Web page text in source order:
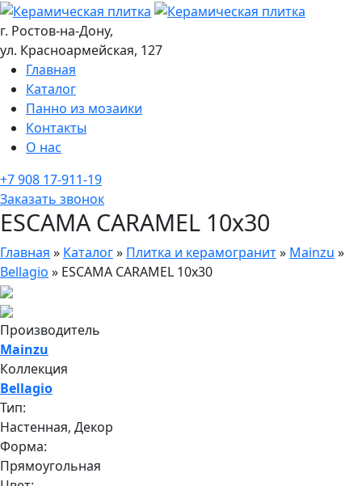
г. Ростов-на-Дону,
ул. Красноармейская, 127
Главная
Каталог
Панно из мозаики
Контакты
О нас
+7 908 17-911-19
Заказать звонок
ESCAMA CARAMEL 10x30
Главная » Каталог» Плитка и керамогранит» Mainzu »
Bellagio » ESCAMA CARAMEL 10x30
Производитель
Mainzu
Коллекция
Bellagio
Тип:
Настенная, Декор
Форма:
Прямоугольная